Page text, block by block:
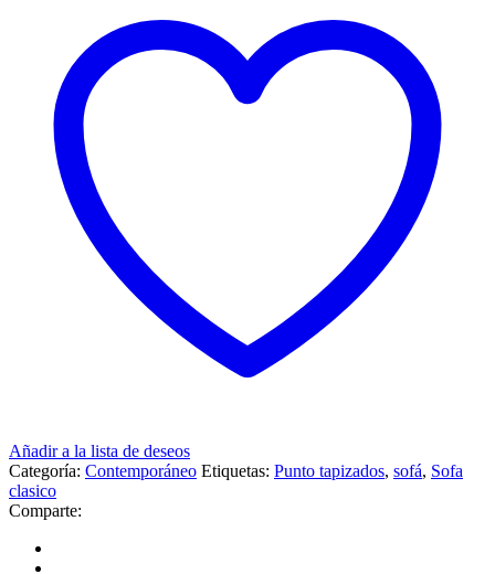
Añadir a la lista de deseos
Categoría: Contemporáneo Etiquetas: Punto tapizados, sofá, Sofa
clasico
Comparte: